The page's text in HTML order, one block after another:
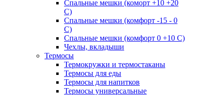
Спальные мешки (коморт +10 +20
С)
Спальные мешки (комфорт -15 - 0
С)
Спальные мешки (комфорт 0 +10 С)
Чехлы, вкладыши
Термосы
Термокружки и термостаканы
Термосы для еды
Термосы для напитков
Термосы универсальные